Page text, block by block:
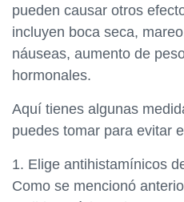
pueden causar otros
incluyen boca seca,
náuseas, aumento de
hormonales.
Aquí tienes algunas
puedes tomar para evitar
1. Elige antihistamínicos
Como se mencionó